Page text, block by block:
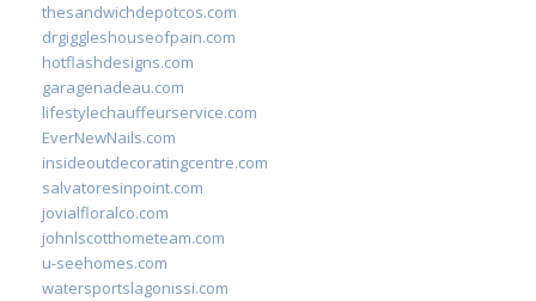
thesandwichdepotcos.com
drgiggleshouseofpain.com
hotflashdesigns.com
garagenadeau.com
lifestylechauffeurservice.com
EverNewNails.com
insideoutdecoratingcentre.com
salvatoresinpoint.com
jovialfloralco.com
johnlscotthometeam.com
u-seehomes.com
watersportslagonissi.com